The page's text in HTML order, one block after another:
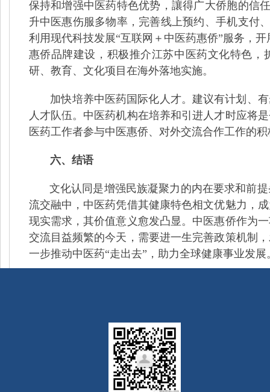
保持和增强中医药特色优势，讓得广大侨胞的信
升中医惠伤服多物率，完善线上预约、手机支付
利用现代科技发展“互联网＋中医药惠侨”服务，
惠侨品牌建设，积极推介江苏中医药文化特色
研、教育、文化项目在海外落地实施。
加快培养中医药国际化人才。建议有计划、
人才队伍。中医药机构在培养和引进人才时应将
医药工作者参与中医惠侨、对外交流合作工作的
六、结语
文化认同是增强民族凝聚力的内在要求和前
流交融中，中医药凭借其健康特色相文优魅力，
现实需求，其价值意义愈发凸显。中医惠侨作为
交流目益频繁的今天，需要进一生完善政策机制
一步推动中医药“走出去”，助力全球健康事业发展